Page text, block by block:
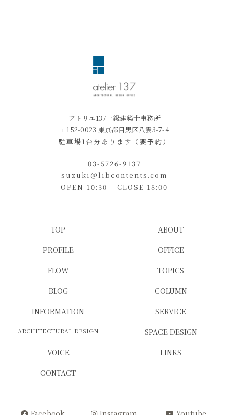
アトリエ137一級建築士事務所
〒152-0023 東京都目黒区八雲3-7-4
駐車場1台分あります（要予約）
03-5726-9137
suzuki@libcontents.com
OPEN 10:30 – CLOSE 18:00
TOP
ABOUT
PROFILE
OFFICE
FLOW
TOPICS
BLOG
COLUMN
INFORMATION
SERVICE
ARCHITECTURAL DESIGN
SPACE DESIGN
VOICE
LINKS
CONTACT